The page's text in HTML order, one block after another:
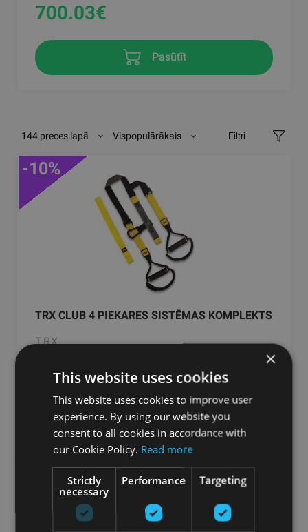
700.03€
Pasūtīt
144 preces lapā Vispopulārākais Filtri
TRX CLUB 4 PIEKARES SISTĒMAS KOMPLEKTS
TRX
-10%
196.87€ 218.74 €
pievienot grozam
-10%
×
This website uses cookies
This website uses cookies to improve user
experience. By using our website you
consent to all cookies in accordance with
our Cookie Policy. Read more
Strictly
necessary
Performance Targeting